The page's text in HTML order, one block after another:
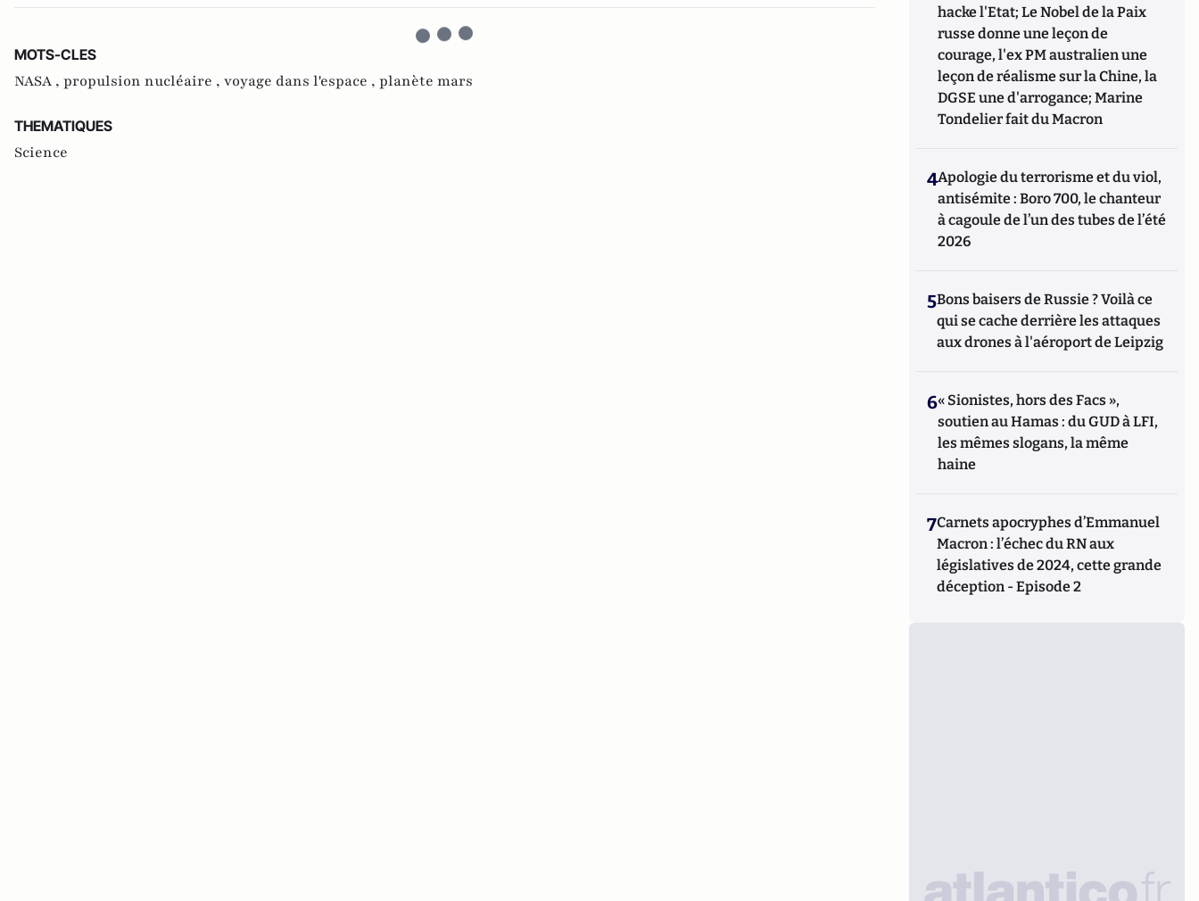
MOTS-CLES
NASA , propulsion nucléaire , voyage dans l'espace , planète mars
THEMATIQUES
Science
hacke l'Etat; Le Nobel de la Paix
russe donne une leçon de
courage, l'ex PM australien une
leçon de réalisme sur la Chine, la
DGSE une d'arrogance; Marine
Tondelier fait du Macron
4Apologie du terrorisme et du viol,
antisémite : Boro 700, le chanteur
à cagoule de l’un des tubes de l’été
2026
5Bons baisers de Russie ? Voilà ce
qui se cache derrière les attaques
aux drones à l'aéroport de Leipzig
6« Sionistes, hors des Facs »,
soutien au Hamas : du GUD à LFI,
les mêmes slogans, la même
haine
7Carnets apocryphes d’Emmanuel
Macron : l’échec du RN aux
législatives de 2024, cette grande
déception - Episode 2